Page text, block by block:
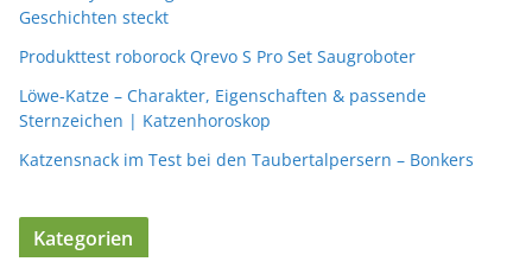
Geschichten steckt
Produkttest roborock Qrevo S Pro Set Saugroboter
Löwe-Katze – Charakter, Eigenschaften & passende
Sternzeichen | Katzenhoroskop
Katzensnack im Test bei den Taubertalpersern – Bonkers
Kategorien